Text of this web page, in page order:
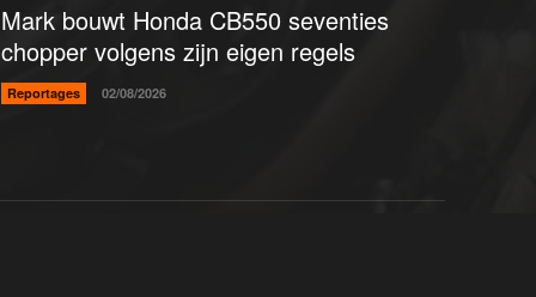
Mark bouwt Honda CB550 seventies
chopper volgens zijn eigen regels
Reportages 02/08/2026